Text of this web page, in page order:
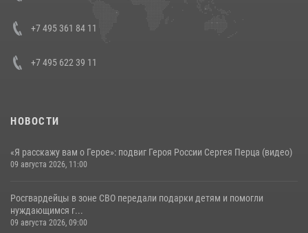
представителя Президента Российской Федерации в Северо-
Кавказском федеральном округе Виталием Кузнецовым
+7 495 361 84 11
+7 495 622 39 11
НОВОСТИ
«Я расскажу вам о Герое»: подвиг Героя России Сергея Перца (видео)
09 августа 2026, 11:00
Росгвардейцы в зоне СВО передали подарки детям и помогли
нуждающимся г...
09 августа 2026, 09:00